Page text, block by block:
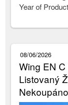
Year of
08/06/2026
Wing EN
Listovaný